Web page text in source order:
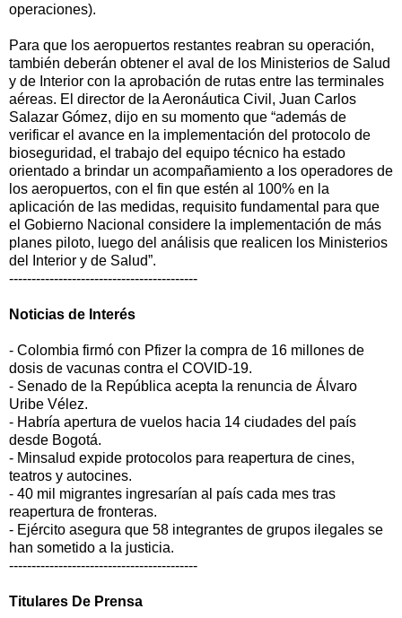
operaciones).
Para que los aeropuertos restantes reabran su operación,
también deberán obtener el aval de los Ministerios de Salud
y de Interior con la aprobación de rutas entre las terminales
aéreas. El director de la Aeronáutica Civil, Juan Carlos
Salazar Gómez, dijo en su momento que “además de
verificar el avance en la implementación del protocolo de
bioseguridad, el trabajo del equipo técnico ha estado
orientado a brindar un acompañamiento a los operadores de
los aeropuertos, con el fin que estén al 100% en la
aplicación de las medidas, requisito fundamental para que
el Gobierno Nacional considere la implementación de más
planes piloto, luego del análisis que realicen los Ministerios
del Interior y de Salud”.
------------------------------------------
Noticias de Interés
- Colombia firmó con Pfizer la compra de 16 millones de
dosis de vacunas contra el COVID-19.
- Senado de la República acepta la renuncia de Álvaro
Uribe Vélez.
- Habría apertura de vuelos hacia 14 ciudades del país
desde Bogotá.
- Minsalud expide protocolos para reapertura de cines,
teatros y autocines.
- 40 mil migrantes ingresarían al país cada mes tras
reapertura de fronteras.
- Ejército asegura que 58 integrantes de grupos ilegales se
han sometido a la justicia.
------------------------------------------
Titulares De Prensa